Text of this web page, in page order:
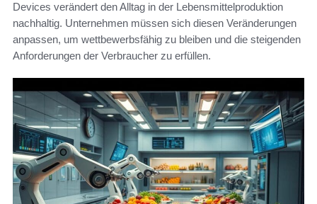
Devices verändert den Alltag in der Lebensmittelproduktion
nachhaltig. Unternehmen müssen sich diesen Veränderungen
anpassen, um wettbewerbsfähig zu bleiben und die steigenden
Anforderungen der Verbraucher zu erfüllen.